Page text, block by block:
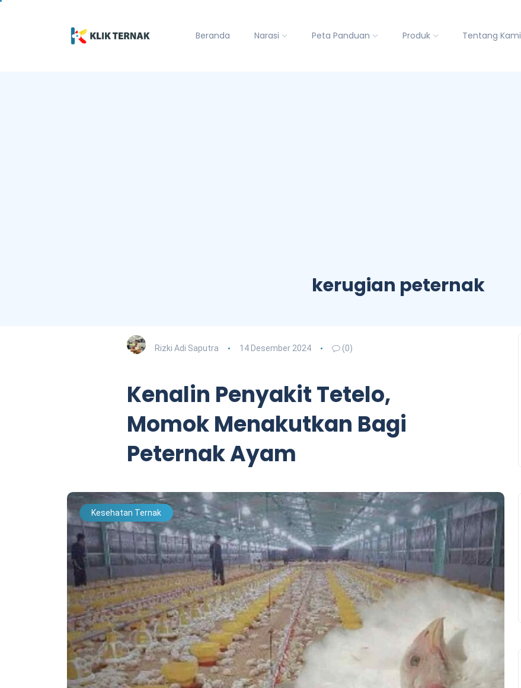
Beranda Narasi Peta Panduan Produk Tentang Kami
kerugian peternak
Rizki Adi Saputra 14 Desember 2024 (0)
Kenalin Penyakit Tetelo,
Momok Menakutkan Bagi
Peternak Ayam
Kesehatan Ternak